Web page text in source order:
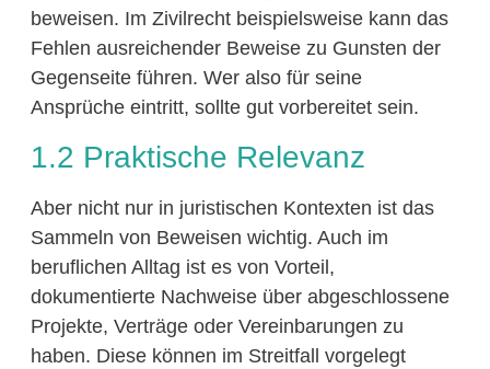
beweisen. Im Zivilrecht beispielsweise kann das
Fehlen ausreichender Beweise zu Gunsten der
Gegenseite führen. Wer also für seine
Ansprüche eintritt, sollte gut vorbereitet sein.
1.2 Praktische Relevanz
Aber nicht nur in juristischen Kontexten ist das
Sammeln von Beweisen wichtig. Auch im
beruflichen Alltag ist es von Vorteil,
dokumentierte Nachweise über abgeschlossene
Projekte, Verträge oder Vereinbarungen zu
haben. Diese können im Streitfall vorgelegt